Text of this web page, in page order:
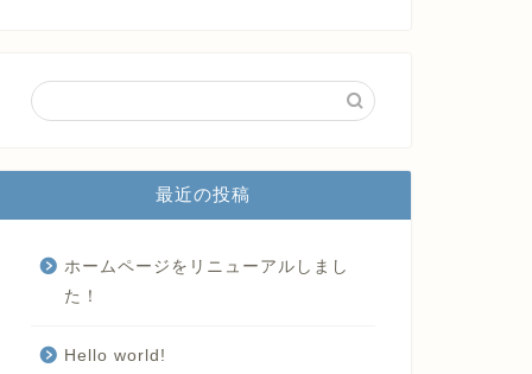
最近の投稿
ホームページをリニューアルしまし
た！
Hello world!